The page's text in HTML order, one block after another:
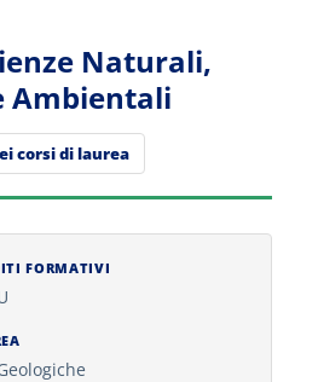
Naturali,
Ambientali
corsi di laurea
FORMATIVI